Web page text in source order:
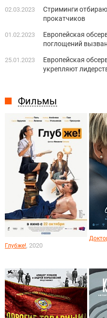
Фильмы
Глубже!, 2020
02.03.2023
Стриминги
прокатчиков
01.02.2023
Европейская
поглощений
25.01.2023
Европейская
укрепляют